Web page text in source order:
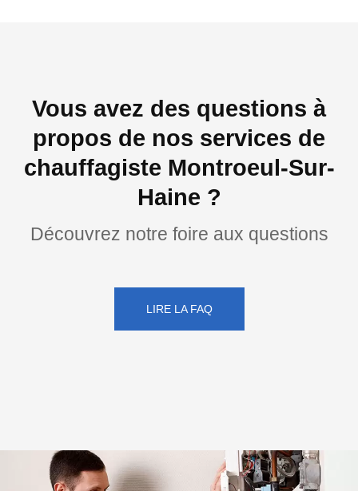
Vous avez des questions à
propos de nos services de
chauffagiste Montroeul-Sur-
Haine ?
Découvrez notre foire aux questions
LIRE LA FAQ